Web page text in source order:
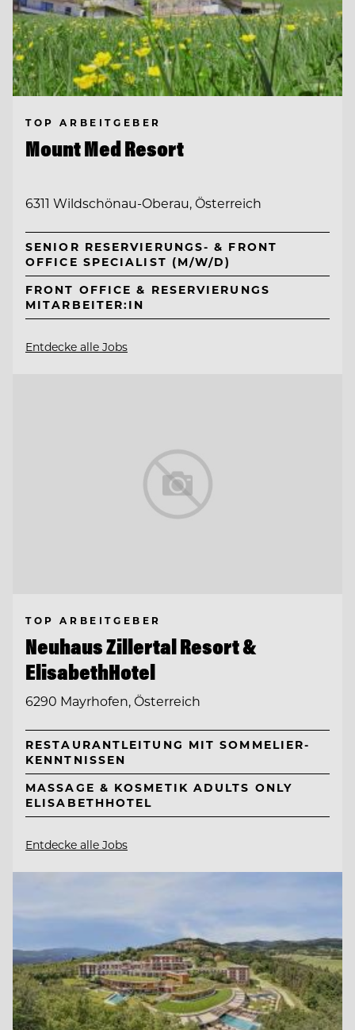
TOP ARBEITGEBER
Mount Med Resort
6311 Wildschönau-Oberau, Österreich
SENIOR RESERVIERUNGS- & FRONT
OFFICE SPECIALIST (M/W/D)
FRONT OFFICE & RESERVIERUNGS
MITARBEITER:IN
Entdecke alle Jobs
TOP ARBEITGEBER
Neuhaus Zillertal Resort &
ElisabethHotel
6290 Mayrhofen, Österreich
RESTAURANTLEITUNG MIT SOMMELIER-
KENNTNISSEN
MASSAGE & KOSMETIK ADULTS ONLY
ELISABETHHOTEL
Entdecke alle Jobs